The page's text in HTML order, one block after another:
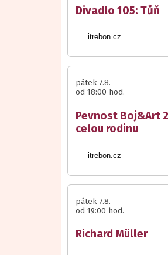
Divadlo 105: Tůň
itrebon.cz
pátek 7.8.
od 18:00 hod.
Pevnost Boj&Art
celou rodinu
itrebon.cz
pátek 7.8.
od 19:00 hod.
Richard Müller